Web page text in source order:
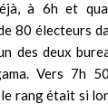
à 6h et
80 électeurs
des deux
Vers 7h
le rang était si